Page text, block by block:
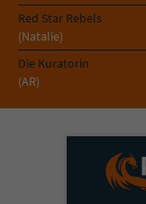
Red Star Rebels
(Natalie)
Die Kuratorin
(AR)